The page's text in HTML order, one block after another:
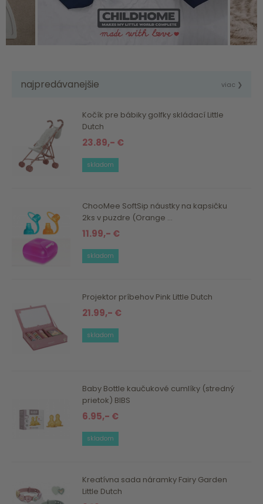
najpredávanejšie viac ❯
Kočík pre bábiky golfky skládací Little
Dutch
23.89,- €
skladom
ChooMee SoftSip náustky na kapsičku
2ks v puzdre (Orange ...
11.99,- €
skladom
Projektor príbehov Pink Little Dutch
21.99,- €
skladom
Baby Bottle kaučukové cumlíky (stredný
prietok) BIBS
6.95,- €
skladom
Kreatívna sada náramky Fairy Garden
Little Dutch